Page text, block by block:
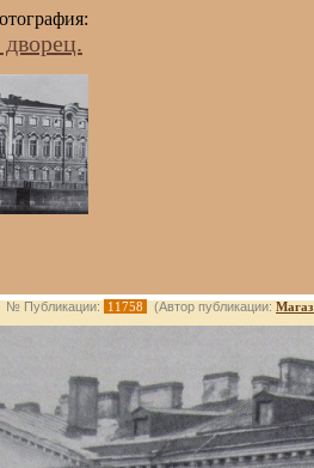
№ Публикации: 11758 (Автор публикации: